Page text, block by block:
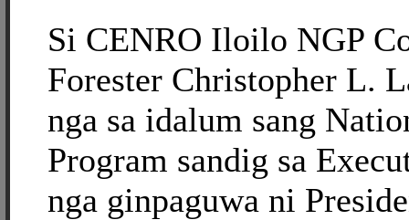
Si CENRO Iloilo NGP
Forester Christopher L.
nga sa idalum sang
Program sandig sa
nga ginpaguwa ni